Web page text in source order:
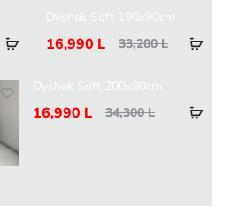
Dyshek Soft 190x90cm
33,200L
16,990 L
Dyshek Soft 200x90cm
34,300L
16,990 L